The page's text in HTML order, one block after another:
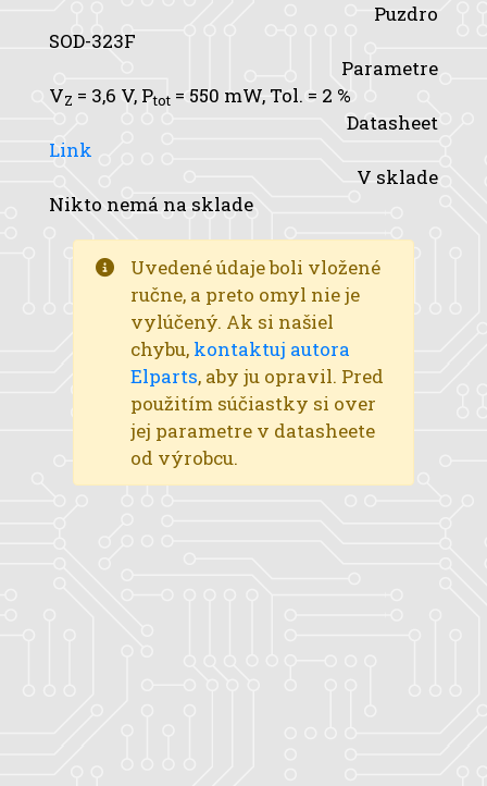
Puzdro
SOD-323F
Parametre
VZ = 3,6 V, Ptot = 550 mW, Tol. = 2 %
Datasheet
Link
V sklade
Nikto nemá na sklade
Uvedené údaje boli vložené
ručne, a preto omyl nie je
vylúčený. Ak si našiel
chybu, kontaktuj autora
Elparts, aby ju opravil. Pred
použitím súčiastky si over
jej parametre v datasheete
od výrobcu.